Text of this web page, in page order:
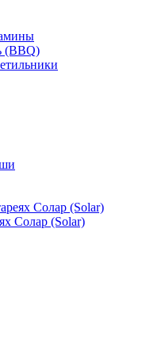
(BBQ)
Солар (Solar)
Солар (Solar)